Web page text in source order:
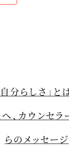
自分らしさ」と
、カウンセ
らのメッセージ